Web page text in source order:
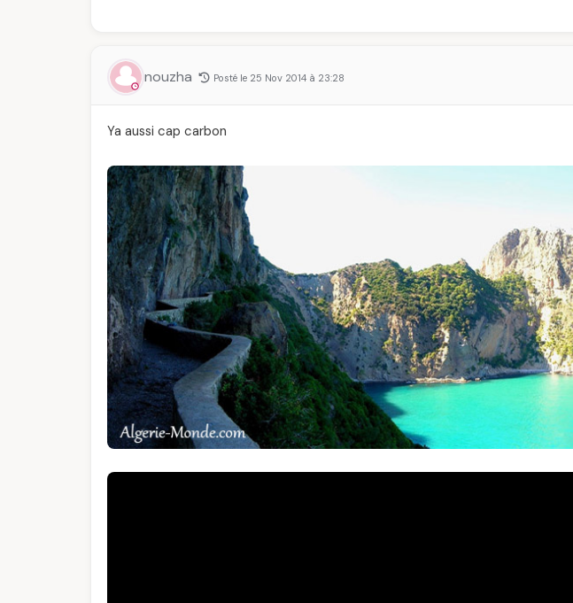
nouzha Posté le 25 Nov 2014 à 23:28
Ya aussi cap carbon